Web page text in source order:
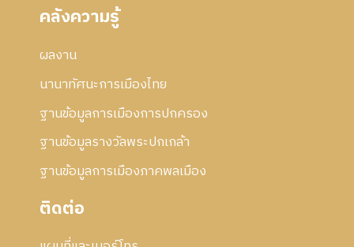
คลังความรู้
ผลงาน
นานาทัศนะการเมืองไทย
ฐานข้อมูลการเมืองการปกครอง
ฐานข้อมูลรางวัลพระปกเกล้า
ฐานข้อมูลการเมืองภาคพลเมือง
ติดต่อ